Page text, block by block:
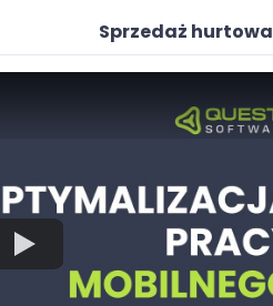
Sprzedaż hurtowa